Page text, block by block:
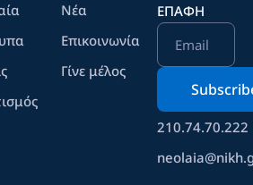
Νέα
Επικοινωνία
Γίνε μέλος
ΕΠΑΦΉ
Email
210.74.70.222